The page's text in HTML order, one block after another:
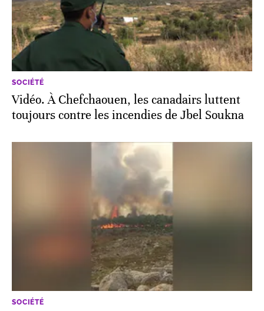
SOCIÉTÉ
Vidéo. À Chefchaouen, les canadairs luttent
toujours contre les incendies de Jbel Soukna
SOCIÉTÉ